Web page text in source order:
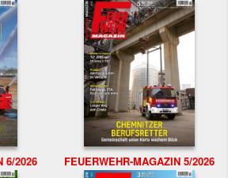
6/2026 FEUERWEHR-MAGAZIN 5/2026